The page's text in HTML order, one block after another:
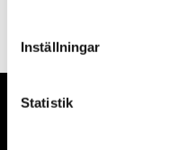
Inställningar
Statistik